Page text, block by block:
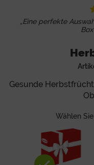
„Eine perfekte
Gesunde
Wählen